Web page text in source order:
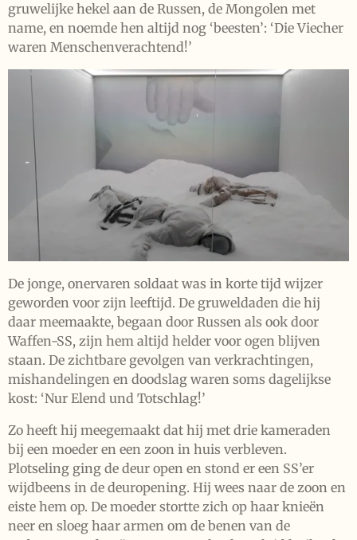
gruwelijke hekel aan de Russen, de Mongolen met
name, en noemde hen altijd nog ‘beesten’: ‘Die Viecher
waren Menschenverachtend!’
De jonge, onervaren soldaat was in korte tijd wijzer
geworden voor zijn leeftijd. De gruweldaden die hij
daar meemaakte, begaan door Russen als ook door
Waffen-SS, zijn hem altijd helder voor ogen blijven
staan. De zichtbare gevolgen van verkrachtingen,
mishandelingen en doodslag waren soms dagelijkse
kost: ‘Nur Elend und Totschlag!’
Zo heeft hij meegemaakt dat hij met drie kameraden
bij een moeder en een zoon in huis verbleven.
Plotseling ging de deur open en stond er een SS’er
wijdbeens in de deuropening. Hij wees naar de zoon en
eiste hem op. De moeder stortte zich op haar knieën
neer en sloeg haar armen om de benen van de